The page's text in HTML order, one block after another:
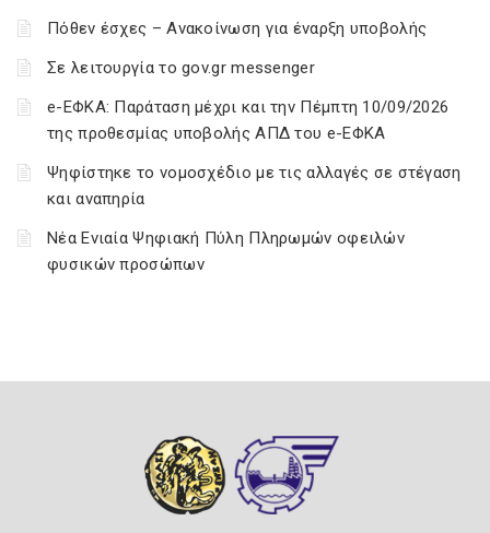
Πόθεν έσχες – Ανακοίνωση για έναρξη υποβολής
Σε λειτουργία το gov.gr messenger
e-ΕΦΚΑ: Παράταση μέχρι και την Πέμπτη 10/09/2026
της προθεσμίας υποβολής ΑΠΔ του e-ΕΦΚΑ
Ψηφίστηκε το νομοσχέδιο με τις αλλαγές σε στέγαση
και αναπηρία
Νέα Ενιαία Ψηφιακή Πύλη Πληρωμών οφειλών
φυσικών προσώπων